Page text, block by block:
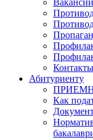
Вакансии
Контакты
Абитуриенту
Как